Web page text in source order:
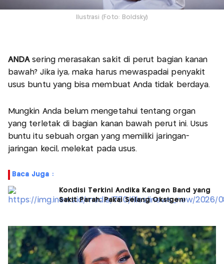
Ilustrasi (Foto: Boldsky)
ANDAsering merasakan sakit di perut bagian kanan
bawah? Jika iya, maka harus mewaspadai penyakit
usus buntu yang bisa membuat Anda tidak berdaya.
Mungkin Anda belum mengetahui tentang organ
yang terletak di bagian kanan bawah perut ini. Usus
buntu itu sebuah organ yang memiliki jaringan-
jaringan kecil, melekat pada usus.
Baca Juga :
Kondisi Terkini Andika Kangen Band yang
Sakit Parah, Pakai Selang Oksigen!